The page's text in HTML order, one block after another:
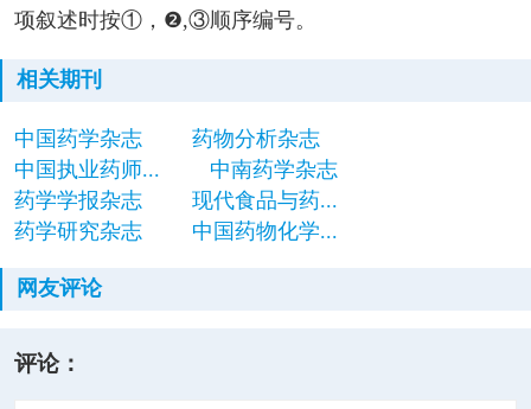
项叙述时按①，❷,③顺序编号。
相关期刊
中国药学杂志
药物分析杂志
中国执业药师...
中南药学杂志
药学学报杂志
现代食品与药...
药学研究杂志
中国药物化学...
网友评论
评论：